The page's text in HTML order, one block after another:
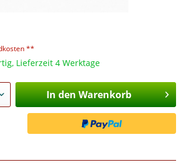
**
Lieferzeit 4 Werktage
In den Warenkorb